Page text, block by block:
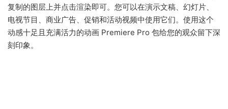
复制的图层上并点击渲染即可。您可以在演示文稿、幻灯片、
电视节目、商业广告、促销和活动视频中使用它们。使用这个
动感十足且充满活力的动画 Premiere Pro 包给您的观众留下深
刻印象。